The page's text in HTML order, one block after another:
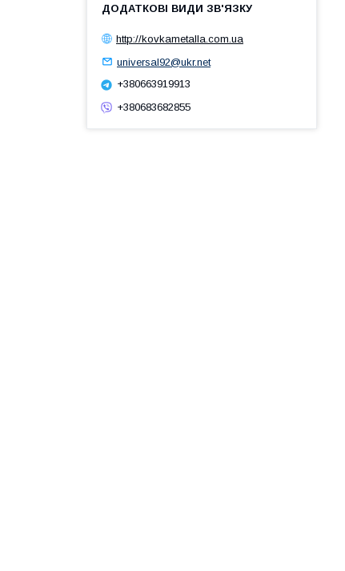
http://kovkametalla.com.ua
universal92@ukr.net
+380663919913
+380683682855